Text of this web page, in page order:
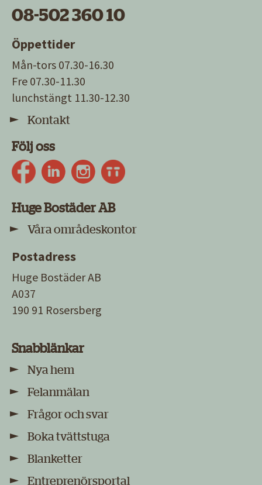
08-502 360 10
Öppettider
Mån-tors 07.30-16.30
Fre 07.30-11.30
lunchstängt 11.30-12.30
Kontakt
Följ oss
Huge Bostäder AB
Våra områdeskontor
Postadress
Huge Bostäder AB
A037
190 91 Rosersberg
Snabblänkar
Nya hem
Felanmälan
Frågor och svar
Boka tvättstuga
Blanketter
Entreprenörsportal